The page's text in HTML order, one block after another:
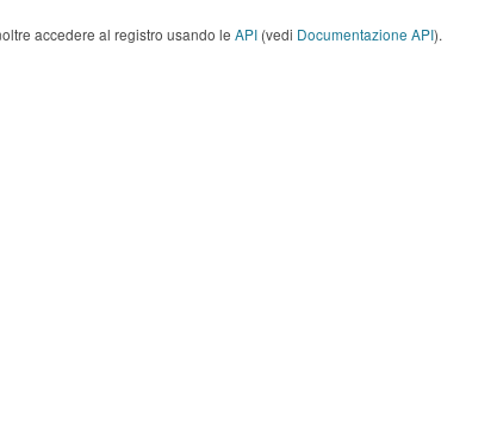
accedere al registro usando le API (vedi Documentazione API).